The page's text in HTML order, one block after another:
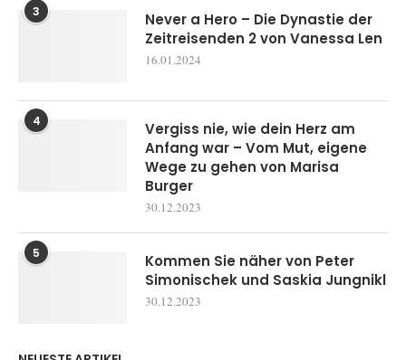
3
Never a Hero – Die Dynastie der
Zeitreisenden 2 von Vanessa Len
16.01.2024
4
Vergiss nie, wie dein Herz am
Anfang war – Vom Mut, eigene
Wege zu gehen von Marisa
Burger
30.12.2023
5
Kommen Sie näher von Peter
Simonischek und Saskia Jungnikl
30.12.2023